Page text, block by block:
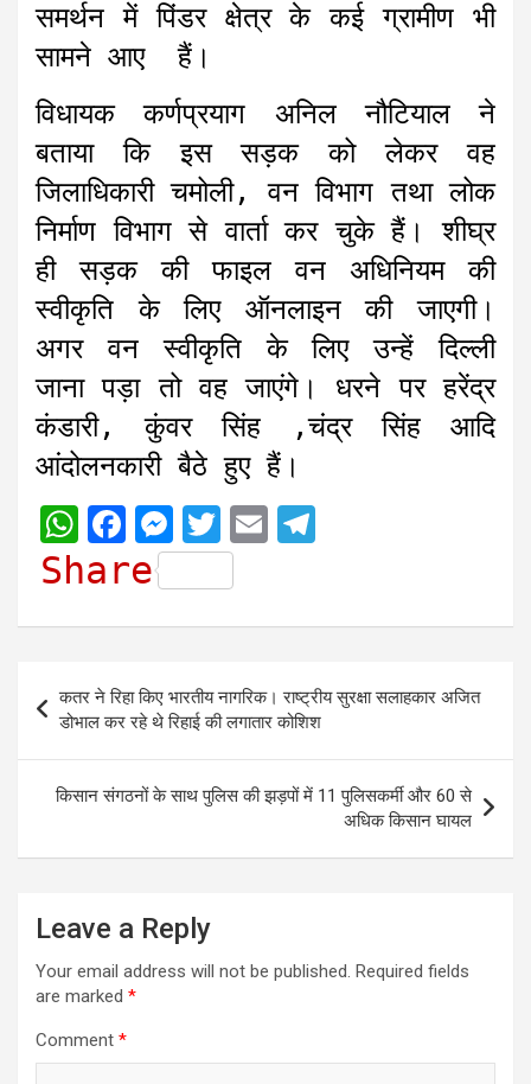
समर्थन में पिंडर क्षेत्र के कई ग्रामीण भी
सामने आए हैं।
विधायक कर्णप्रयाग अनिल नौटियाल ने
बताया कि इस सड़क को लेकर वह
जिलाधिकारी चमोली, वन विभाग तथा लोक
निर्माण विभाग से वार्ता कर चुके हैं। शीघ्र
ही सड़क की फाइल वन अधिनियम की
स्वीकृति के लिए ऑनलाइन की जाएगी।
अगर वन स्वीकृति के लिए उन्हें दिल्ली
जाना पड़ा तो वह जाएंगे। धरने पर हरेंद्र
कंडारी, कुंवर सिंह ,चंद्र सिंह आदि
आंदोलनकारी बैठे हुए हैं।
W
h
t
s
A
p
p
F
a
e
b
o
o
k
M
e
s
s
n
g
e
T
w
i
t
e
r
E
i e
g
r
a
m
Share
navigation
कतर ने रिहा किए भारतीय नागरिक। राष्ट्रीय सुरक्षा सलाहकार अजित
डोभाल कर रहे थे रिहाई की लगातार कोशिश
किसान संगठनों के साथ पुलिस की झड़पों में 11 पुलिसकर्मी और 60 से
अधिक किसान घायल
Leave a Reply
Your email address will not be published. Required fields
are marked *
Comment *